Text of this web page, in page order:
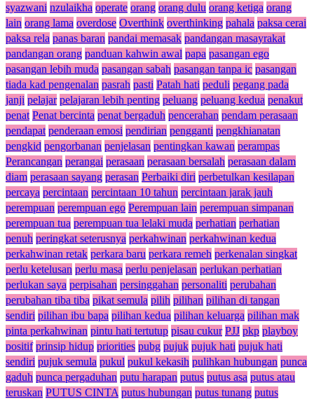
syazwani nzulaikha operate orang orang dulu orang ketiga orang
lain orang lama overdose Overthink overthinking pahala paksa cerai
paksa rela panas baran pandai memasak pandangan masayrakat
pandangan orang panduan kahwin awal papa pasangan ego
pasangan lebih muda pasangan sabah pasangan tanpa ic pasangan
tiada kad pengenalan pasrah pasti Patah hati peduli pegang pada
janji pelajar pelajaran lebih penting peluang peluang kedua penakut
penat Penat bercinta penat bergaduh pencerahan pendam perasaan
pendapat penderaan emosi pendirian pengganti pengkhianatan
pengkid pengorbanan penjelasan pentingkan kawan perampas
Perancangan perangai perasaan perasaan bersalah perasaan dalam
diam perasaan sayang perasan Perbaiki diri perbetulkan kesilapan
percaya percintaan percintaan 10 tahun percintaan jarak jauh
perempuan perempuan ego Perempuan lain perempuan simpanan
perempuan tua perempuan tua lelaki muda perhatian perhatian
penuh peringkat seterusnya perkahwinan perkahwinan kedua
perkahwinan retak perkara baru perkara remeh perkenalan singkat
perlu ketelusan perlu masa perlu penjelasan perlukan perhatian
perlukan saya perpisahan persinggahan personaliti perubahan
perubahan tiba tiba pikat semula pilih pilihan pilihan di tangan
sendiri pilihan ibu bapa pilihan kedua pilihan keluarga pilihan mak
pinta perkahwinan pintu hati tertutup pisau cukur PJJ pkp playboy
positif prinsip hidup priorities pubg pujuk pujuk hati pujuk hati
sendiri pujuk semula pukul pukul kekasih pulihkan hubungan punca
gaduh punca pergaduhan putu harapan putus putus asa putus atau
teruskan PUTUS CINTA putus hubungan putus tunang putus